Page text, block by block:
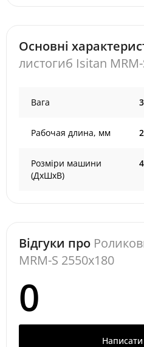
Основні
листогиб Isitan
Вага
Рабочая длина, мм
Розміри машини
(ДхШхВ)
Відгуки про
MRM-S 2550x180
0
Написати